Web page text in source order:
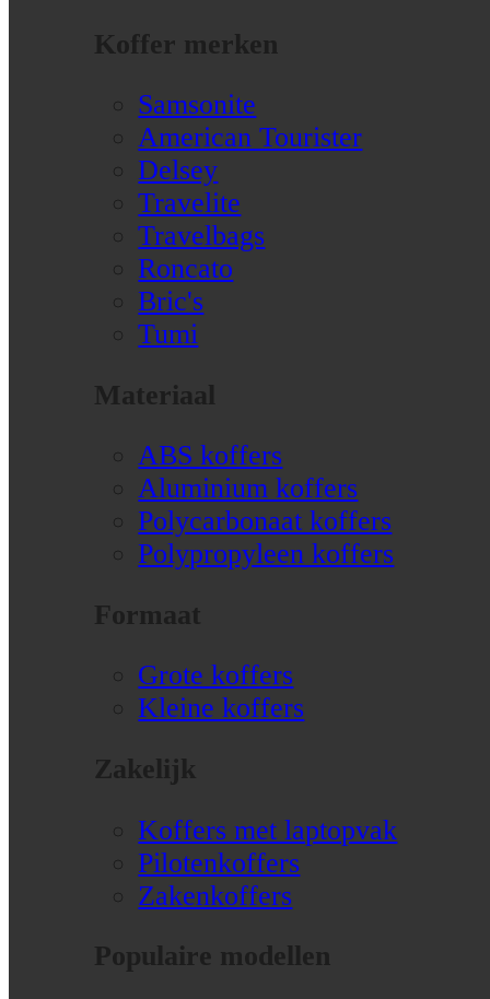
Koffer merken
Samsonite
American Tourister
Delsey
Travelite
Travelbags
Roncato
Bric's
Tumi
Materiaal
ABS koffers
Aluminium koffers
Polycarbonaat koffers
Polypropyleen koffers
Formaat
Grote koffers
Kleine koffers
Zakelijk
Koffers met laptopvak
Pilotenkoffers
Zakenkoffers
Populaire modellen